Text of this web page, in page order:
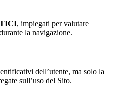
, impiegati per valutare
la navigazione.
dell’utente, ma solo la
sull’uso del Sito.